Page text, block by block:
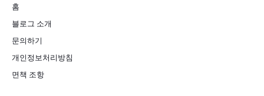
홈
블로그 소개
문의하기
개인정보처리방침
면책 조항